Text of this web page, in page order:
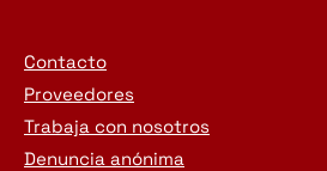
Contacto
Proveedores
Trabaja con nosotros
Denuncia anónima